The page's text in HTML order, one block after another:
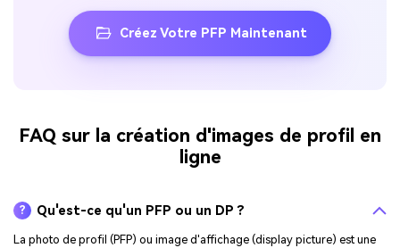
Créez Votre PFP Maintenant
FAQ sur la création d'images de profil en
ligne
? Qu'est-ce qu'un PFP ou un DP ?
La photo de profil (PFP) ou image d'affichage (display picture) est une